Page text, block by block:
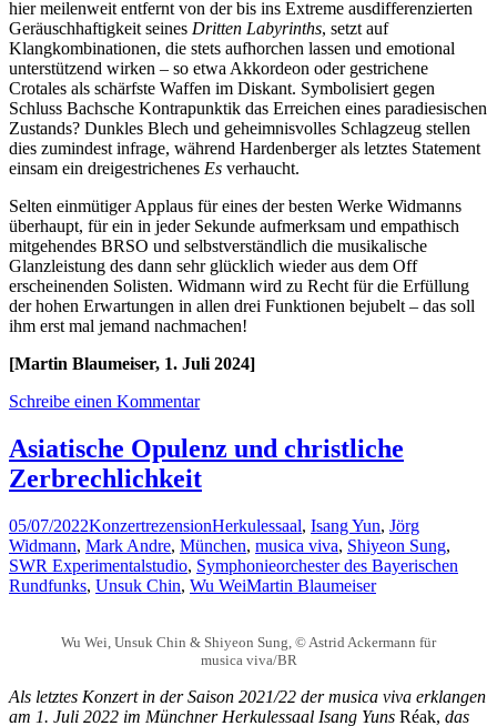
hier meilenweit entfernt von der bis ins Extreme ausdifferenzierten
Geräuschhaftigkeit seines Dritten Labyrinths, setzt auf
Klangkombinationen, die stets aufhorchen lassen und emotional
unterstützend wirken – so etwa Akkordeon oder gestrichene
Crotales als schärfste Waffen im Diskant. Symbolisiert gegen
Schluss Bachsche Kontrapunktik das Erreichen eines paradiesischen
Zustands? Dunkles Blech und geheimnisvolles Schlagzeug stellen
dies zumindest infrage, während Hardenberger als letztes Statement
einsam ein dreigestrichenes Es verhaucht.
Selten einmütiger Applaus für eines der besten Werke Widmanns
überhaupt, für ein in jeder Sekunde aufmerksam und empathisch
mitgehendes BRSO und selbstverständlich die musikalische
Glanzleistung des dann sehr glücklich wieder aus dem Off
erscheinenden Solisten. Widmann wird zu Recht für die Erfüllung
der hohen Erwartungen in allen drei Funktionen bejubelt – das soll
ihm erst mal jemand nachmachen!
[Martin Blaumeiser, 1. Juli 2024]
Schreibe einen Kommentar
Asiatische Opulenz und christliche
Zerbrechlichkeit
05/07/2022KonzertrezensionHerkulessaal, Isang Yun, Jörg
Widmann, Mark Andre, München, musica viva, Shiyeon Sung,
SWR Experimentalstudio, Symphonieorchester des Bayerischen
Rundfunks, Unsuk Chin, Wu WeiMartin Blaumeiser
Wu Wei, Unsuk Chin & Shiyeon Sung, © Astrid Ackermann für
musica viva/BR
Als letztes Konzert in der Saison 2021/22 der musica viva erklangen
am 1. Juli 2022 im Münchner Herkulessaal Isang Yuns Réak, das